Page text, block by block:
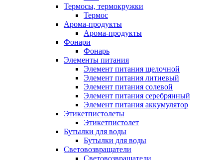
Термосы, термокружки
Термос
Арома-продукты
Арома-продукты
Фонари
Фонарь
Элементы питания
Элемент питания щелочной
Элемент питания литиевый
Элемент питания солевой
Элемент питания серебрянный
Элемент питания аккумулятор
Этикетпистолеты
Этикетпистолет
Бутылки для воды
Бутылки для воды
Световозвращатели
Световозвращатели